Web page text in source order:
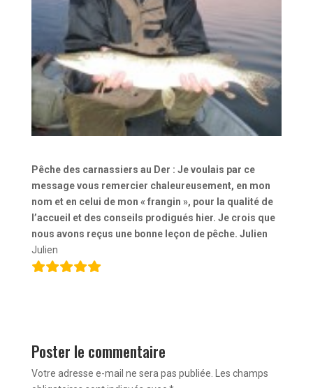
Pêche des carnassiers au Der : Je voulais par ce
message vous remercier chaleureusement, en mon
nom et en celui de mon « frangin », pour la qualité de
l’accueil et des conseils prodigués hier. Je crois que
nous avons reçus une bonne leçon de pêche. Julien
Julien
Poster le commentaire
Votre adresse e-mail ne sera pas publiée. Les champs